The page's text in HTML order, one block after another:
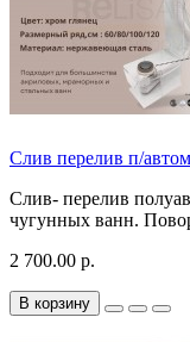
Слив перелив п/
Слив- перелив
чугунных ванн.
2 700.00 р.
В корзину